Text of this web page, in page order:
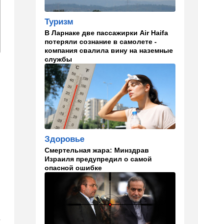
к опасной черте в
отношениях с Израилем:
провокационное заявление
13:45 В мире
Помидоры научились
предупреждать соседей об
опасном вирусе
13:22 Стиль жизни
Что действительно помогает
пережить израильскую
жару, а что является мифом.
Разбираемся
12:52 Израиль
США суют Израилю палки в
колеса после гибели
военных в Ливане
Спорт
Иранский режим получил
удар по самолюбию -
Туризм
В Ларнаке две пассажирки Air Haifa
потеряли сознание в самолете -
компания свалила вину на наземные
службы
Здоровье
Смертельная жара: Минздрав
Израиля предупредил о самой
опасной ошибке